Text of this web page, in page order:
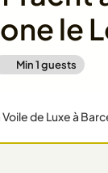
le
Min1guests
Voile de Luxe à